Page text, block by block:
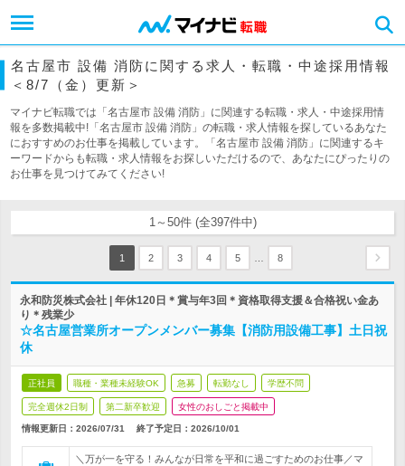
名古屋市 設備 消防に関する求人・転職・中途採用情報
＜8/7（金）更新＞
マイナビ転職では「名古屋市 設備 消防」に関連する転職・求人・中途採用情
報を多数掲載中!「名古屋市 設備 消防」の転職・求人情報を探しているあなた
におすすめのお仕事を掲載しています。「名古屋市 設備 消防」に関連するキ
ーワードからも転職・求人情報をお探しいただけるので、あなたにぴったりの
お仕事を見つけてみてください!
1～50件 (全397件中)
1 2 3 4 5 8
永和防災株式会社 | 年休120日＊賞与年3回＊資格取得支援＆合格祝い金あ
り＊残業少
☆名古屋営業所オープンメンバー募集【消防用設備工事】土日祝
休
正社員 職種・業種未経験OK 急募 転勤なし 学歴不問
完全週休2日制 第二新卒歓迎 女性のおしごと掲載中
情報更新日：2026/07/31 終了予定日： 2026/10/01
＼万が一を守る！みんなが日常を平和に過ごすためのお仕事／マ